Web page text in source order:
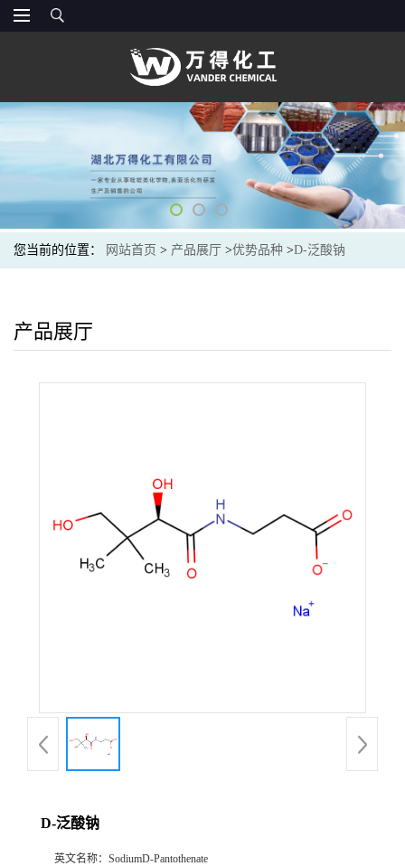
您当前的位置： 网站首页 > 产品展厅 >优势品种 >D-泛酸钠
产品展厅
D-泛酸钠
英文名称： SodiumD-Pantothenate